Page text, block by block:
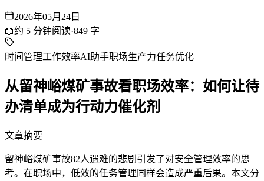
2026年05月24日
📖约 5 分钟阅读·849 字
时间管理工作效率AI助手职场生产力任务优化
从留神峪煤矿事故看职场效率：如何让待
办清单成为行动力催化剂
文章摘要
留神峪煤矿事故82人遇难的悲剧引发了对安全管理效率的思
考。在职场中，低效的任务管理同样会造成严重后果。本文分